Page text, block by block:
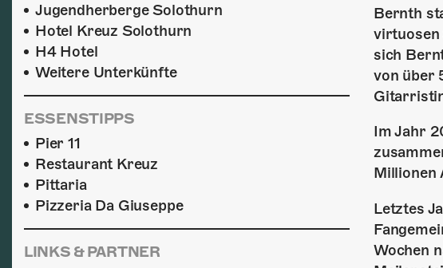
Bernth
virtuosen
sich
von über
Im Jahr
Millionen
Letztes
Wochen
Jugendherberge Solothurn
Hotel Kreuz Solothurn
H4 Hotel
Weitere Unterkünfte
ESSENSTIPPS
Pier 11
Restaurant Kreuz
Pittaria
Pizzeria Da Giuseppe
LINKS & PARTNER